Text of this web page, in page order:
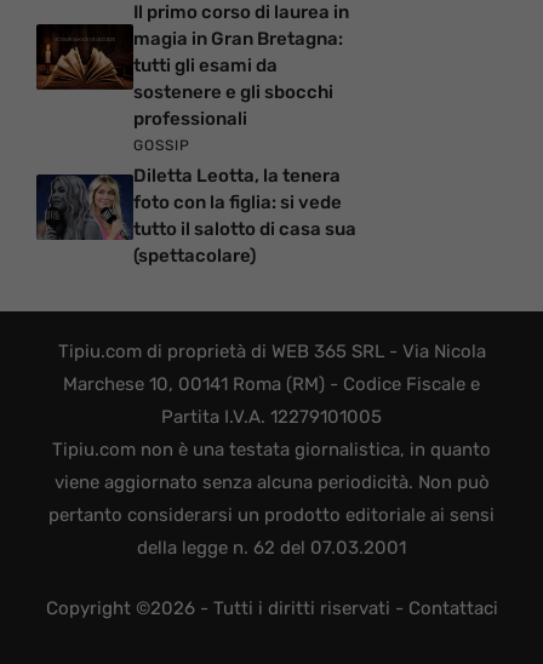
Il primo corso di laurea in
magia in Gran Bretagna:
tutti gli esami da
sostenere e gli sbocchi
professionali
GOSSIP
Diletta Leotta, la tenera
foto con la figlia: si vede
tutto il salotto di casa sua
(spettacolare)
Tipiu.com di proprietà di WEB 365 SRL - Via Nicola
Marchese 10, 00141 Roma (RM) - Codice Fiscale e
Partita I.V.A. 12279101005
Tipiu.com non è una testata giornalistica, in quanto
viene aggiornato senza alcuna periodicità. Non può
pertanto considerarsi un prodotto editoriale ai sensi
della legge n. 62 del 07.03.2001
Copyright ©2026 - Tutti i diritti riservati - Contattaci